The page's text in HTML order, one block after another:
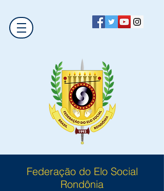
Federação do Elo Social
Rondônia